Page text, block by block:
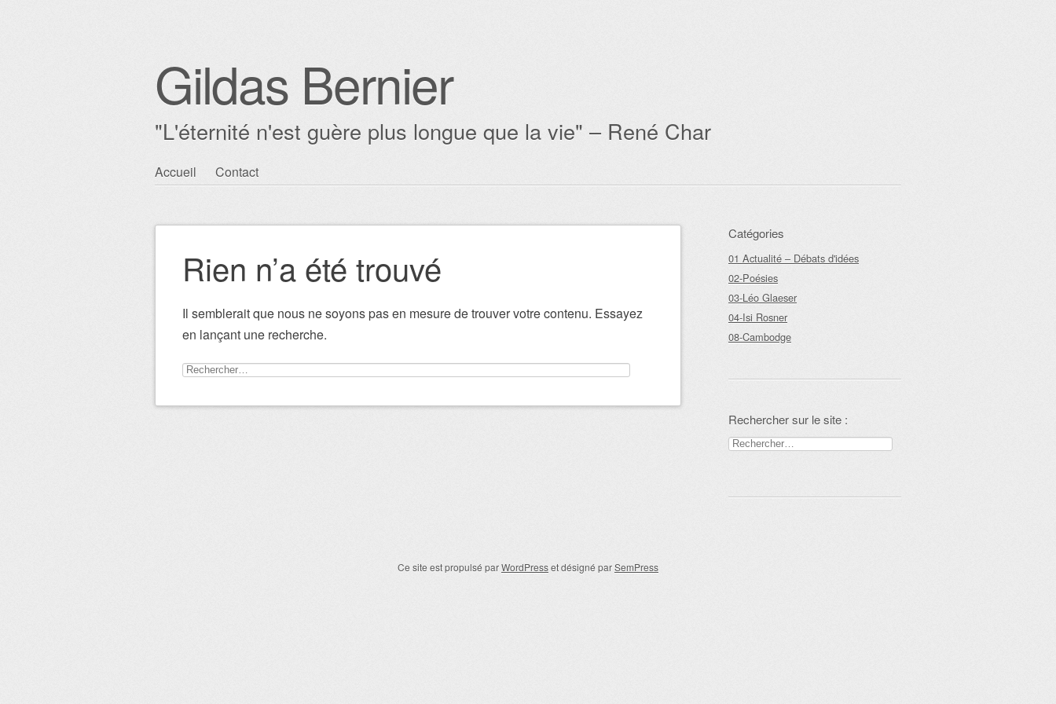
Gildas Bernier
"L'éternité n'est guère plus longue que la vie" – René Char
Aller au contenu principal
Accueil Contact
Rien n’a été trouvé
Il semblerait que nous ne soyons pas en mesure de trouver votre contenu. Essayez
en lançant une recherche.
Rechercher :
Catégories
01 Actualité – Débats d'idées
02-Poésies
03-Léo Glaeser
04-Isi Rosner
08-Cambodge
Rechercher sur le site :
Rechercher :
Ce site est propulsé parWordPresset désigné parSemPress